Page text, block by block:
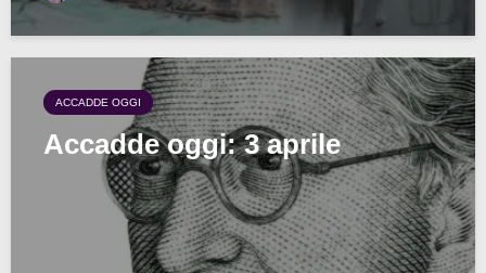
ACCADDE OGGI
Accadde oggi: 3 aprile